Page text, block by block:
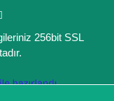
256bit SSL
ile